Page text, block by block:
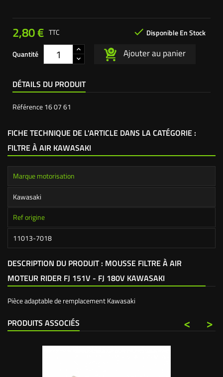
2,80 €  Disponible En Stock
TTC
Quantité Ajouter au panier
DÉTAILS DU PRODUIT
Référence16 07 61
FICHE TECHNIQUE DE L'ARTICLE DANS LA CATÉGORIE :
FILTRE À AIR KAWASAKI
Marque motorisation
Kawasaki
Ref origine
11013-7018
DESCRIPTION DU PRODUIT : MOUSSE FILTRE À AIR
MOTEUR RIDER FJ 151V - FJ 180V KAWASAKI
Pièce adaptable de remplacement Kawasaki
PRODUITS ASSOCIÉS >
<